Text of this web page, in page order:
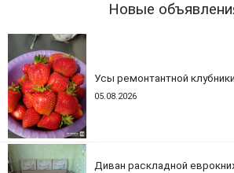
Новые
Усы ремонтантной клубники
05.08.2026
Диван раскладной